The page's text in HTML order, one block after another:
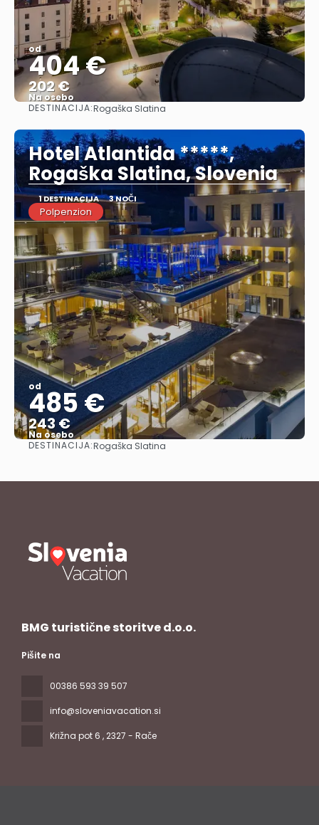
od
404 €
202 €
Na osebo
Glej .
DESTINACIJA:Rogaška Slatina
Hotel Atlantida *****,
Rogaška Slatina, Slovenia
1 DESTINACIJA 3 NOČI
Polpenzion
od
485 €
243 €
Na osebo
Glej .
DESTINACIJA:Rogaška Slatina
BMG turistične storitve d.o.o.
Pišite na
00386 593 39 507
info@sloveniavacation.si
Križna pot 6 , 2327 - Rače